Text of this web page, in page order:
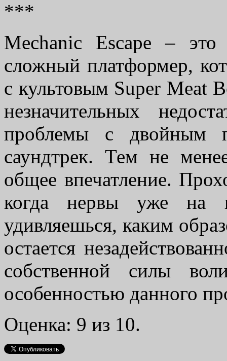
***
Mechanic Escape –
сложный платформер,
с культовым Super Meat
незначительных
проблемы с двойным
саундтрек. Тем не
общее впечатление.
когда нервы уже на
удивляешься, каким
остается
собственной силы
особенностью данного
Оценка: 9 из 10.